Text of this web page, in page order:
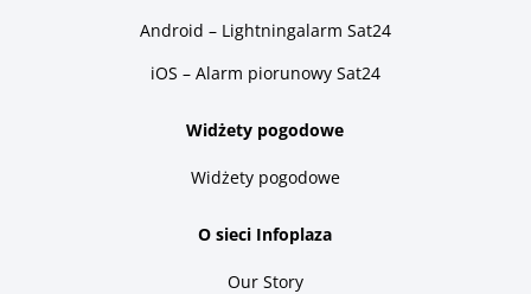
Android – Lightningalarm Sat24
iOS – Alarm piorunowy Sat24
Widżety pogodowe
Widżety pogodowe
O sieci Infoplaza
Our Story